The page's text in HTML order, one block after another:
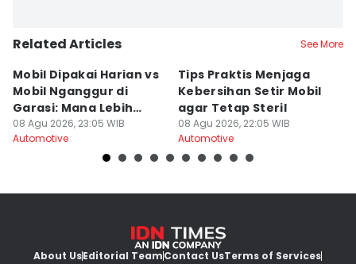
Related Articles See More
Mobil Dipakai Harian vs
Mobil Nganggur di
Garasi: Mana Lebih
Awet?
08 Agu 2026, 23:05 WIB
Automotive
Tips Praktis Menjaga
Kebersihan Setir Mobil
agar Tetap Steril
08 Agu 2026, 22:05 WIB
Automotive
About UsEditorial TeamContact UsTerms of Services